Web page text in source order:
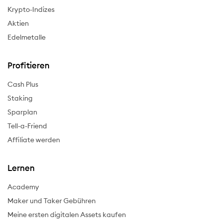
Krypto-Indizes
Aktien
Edelmetalle
Profitieren
Cash Plus
Staking
Sparplan
Tell-a-Friend
Affiliate werden
Lernen
Academy
Maker und Taker Gebühren
Meine ersten digitalen Assets kaufen